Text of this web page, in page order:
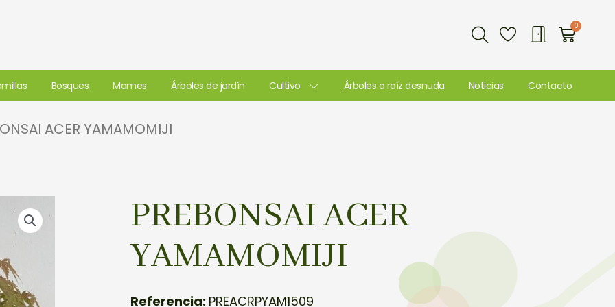
Buscar 0
Bosques Mames Árboles de jardín Cultivo Árboles a raíz desnuda Noticias Contacto
ACER YAMAMOMIJI
PREBONSAI ACER
YAMAMOMIJI
Referencia: PREACRPYAM1509